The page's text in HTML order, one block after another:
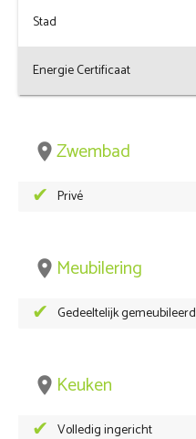
Stad
Energie Certificaat
placeZwembad
Privé
place Meubilering
Gedeeltelijk gemeubileerd
place Keuken
Volledig ingericht